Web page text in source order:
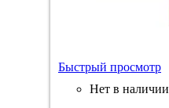
Быстрый просмотр
Нет в наличии